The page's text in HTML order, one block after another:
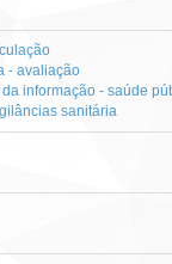
- avaliação
informação - saúde
sanitária